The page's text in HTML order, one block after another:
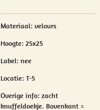
Materiaal: velours
Hoogte: 25x25
Label: nee
Locatie: T-5
Overige info: zacht
knuffeldoekje. Bovenkant =